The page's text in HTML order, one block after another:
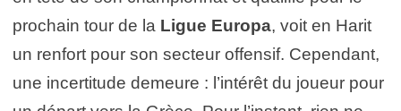
prochain tour de la Ligue Europa, voit en Harit
un renfort pour son secteur offensif. Cependant,
une incertitude demeure : l’intérêt du joueur pour